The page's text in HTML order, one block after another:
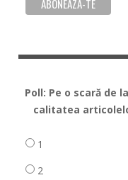
Poll: Pe o scară de
calitatea
1
2